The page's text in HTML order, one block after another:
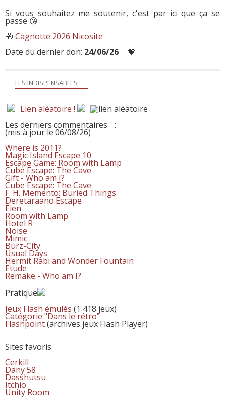
LES INDISPENSABLES
Lien aléatoire !
Les derniers commentaires
:
(mis à jour le 06/08/26)
Where is 2011?
Magic Island Escape 10
Escape Game: Room with Lamp
Cube Escape: The Cave
Gift - Who am I?
Cube Escape: The Cave
F. H. Memento: Buried Things
Deretaraano Escape
Eien
Room with Lamp
Hotel R
Noise
Mimic
Burz-City
Usual Days
Hermit Rabi and Wonder Fountain
Etude
Remake - Who am I?
Pratique
Jeux Flash émulés (1 418 jeux)
Catégorie "Dans le rétro"
Flashpoint(archives jeux Flash Player)
Sites favoris
Cerkill
Dany 58
Dasshutsu
Itchio
Unity Room
Si vous souhaitez me soutenir, c'est par ici que ça se
passe 😘
🎁 Cagnotte 2026 Nicosite
Date du dernier don: 24/06/26 💖